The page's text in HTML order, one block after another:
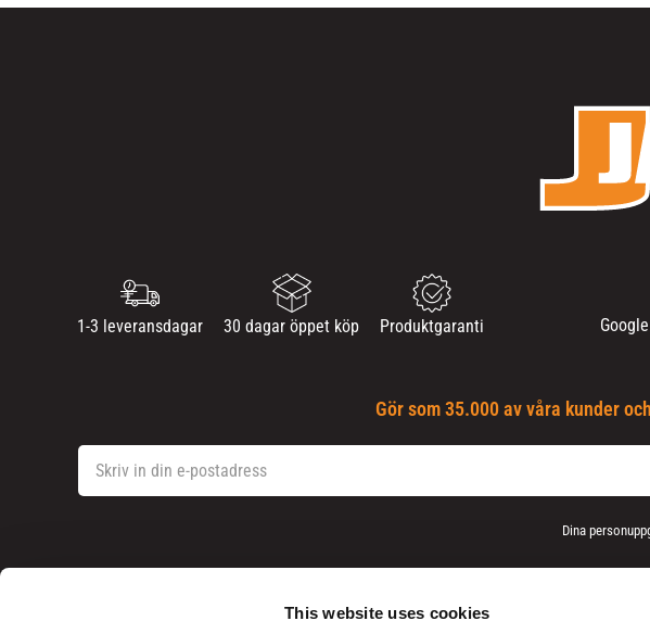
This website uses cookies
1-3 leveransdagar 30 dagar öppet köp Produktgaranti
Gör som 35.000 av våra kunder
Dina